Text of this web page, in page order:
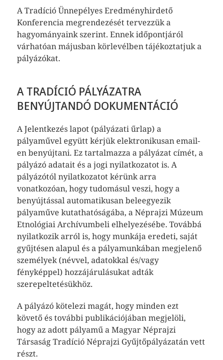
A Tradíció Ünnepélyes Eredményhirdető
Konferencia megrendezését tervezzük a
hagyományaink szerint. Ennek időpontjáról
várhatóan májusban körlevélben tájékoztatjuk a
pályázókat.
A TRADÍCIÓ PÁLYÁZATRA
BENYÚJTANDÓ DOKUMENTÁCIÓ
A Jelentkezés lapot (pályázati űrlap) a
pályaművel együtt kérjük elektronikusan email-
en benyújtani. Ez tartalmazza a pályázat címét, a
pályázó adatait és a jogi nyilatkozatot is. A
pályázótól nyilatkozatot kérünk arra
vonatkozóan, hogy tudomásul veszi, hogy a
benyújtással automatikusan beleegyezik
pályaműve kutathatóságába, a Néprajzi Múzeum
Etnológiai Archívumbeli elhelyezésébe. Továbbá
nyilatkozik arról is, hogy munkája eredeti, saját
gyűjtésen alapul és a pályamunkában megjelenő
személyek (névvel, adatokkal és/vagy
fényképpel) hozzájárulásukat adták
szerepeltetésükhöz.
A pályázó kötelezi magát, hogy minden ezt
követő és további publikációjában megjelöli,
hogy az adott pályamű a Magyar Néprajzi
Társaság Tradíció Néprajzi Gyűjtőpályázatán vett
részt.